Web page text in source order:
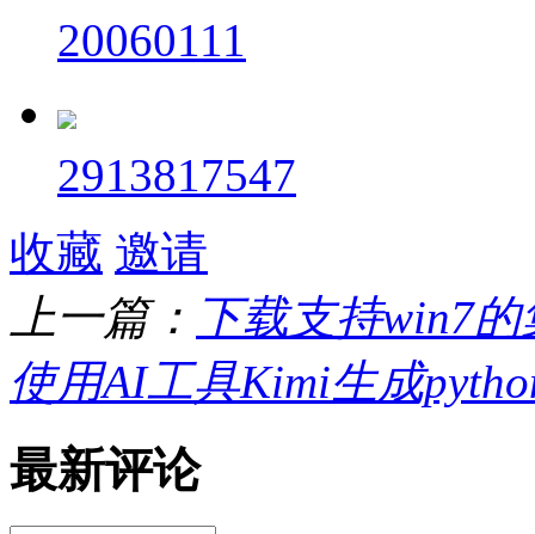
20060111
2913817547
收藏 邀请
上一篇： 下载支持win7
使用AI工具Kimi生成
最新评论